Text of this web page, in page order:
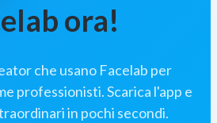
ora!
che usano Facelab per
professionisti. Scarica l'app e
in pochi secondi.